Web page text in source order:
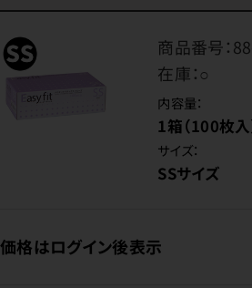
商品番号：
在庫：○
内容量：
1箱（100枚入
サイズ：
SSサイズ
価格はログイン後表示